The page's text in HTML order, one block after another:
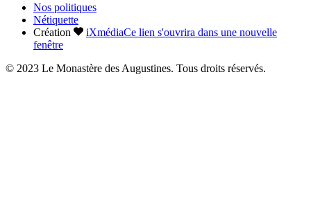
Nos politiques
Nétiquette
Création
iXmédiaCe lien s'ouvrira dans une nouvelle
fenêtre
© 2023 Le Monastère des Augustines. Tous droits réservés.